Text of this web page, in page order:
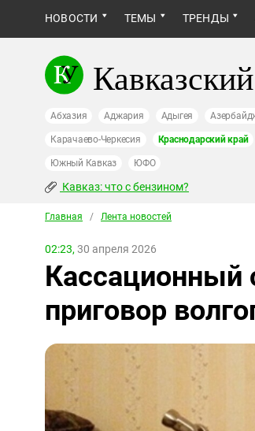
НОВОСТИ ТЕМЫ ТРЕНДЫ
Абхазия Аджария Адыгея
Карачаево-Черкесия Краснодарский край
Южный Кавказ ЮФО
Кавказ: что с бензином?
Главная / Лента новостей
02:23, 30 апреля 2026
Кассационный
приговор